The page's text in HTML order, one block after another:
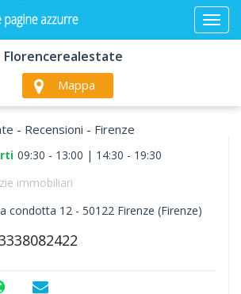
Florencerealestate
Mappa
- Recensioni - Firenze
09:30 - 13:00 | 14:30 - 19:30
immobiliari
condotta 12 - 50122 Firenze (Firenze)